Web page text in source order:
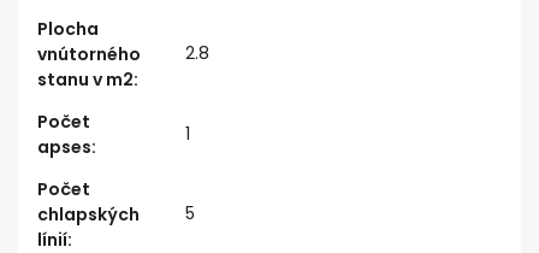
Plocha
vnútorného
stanu v m2:
2.8
Počet
apses:
1
Počet
chlapských
línií:
5